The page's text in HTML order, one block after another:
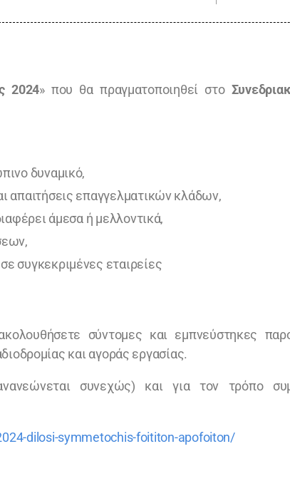
2024» που θα πραγματοποιηθεί στο
δυναμικό,
απαιτήσεις επαγγελματικών κλάδων,
άμεσα ή μελλοντικά,
συγκεκριμένες εταιρείες
σύντομες και εμπνεύστηκες
και αγοράς εργασίας.
συνεχώς) και για τον τρόπο
dilosi-symmetochis-foititon-apofoiton/